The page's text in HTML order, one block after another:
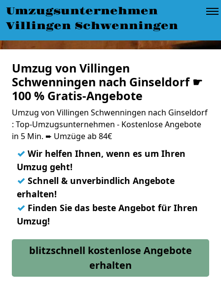
Umzugsunternehmen
Villingen Schwenningen
Umzug von Villingen
Schwenningen nach Ginseldorf ☛
100 % Gratis-Angebote
Umzug von Villingen Schwenningen nach Ginseldorf
: Top-Umzugsunternehmen - Kostenlose Angebote
in 5 Min. ➨ Umzüge ab 84€
✓ Wir helfen Ihnen, wenn es um Ihren
Umzug geht!
✓ Schnell & unverbindlich Angebote
erhalten!
✓ Finden Sie das beste Angebot für Ihren
Umzug!
blitzschnell kostenlose Angebote
erhalten